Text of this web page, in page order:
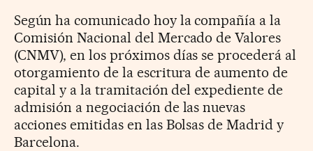
Según ha comunicado hoy la compañía a la
Comisión Nacional del Mercado de Valores
(CNMV), en los próximos días se procederá al
otorgamiento de la escritura de aumento de
capital y a la tramitación del expediente de
admisión a negociación de las nuevas
acciones emitidas en las Bolsas de Madrid y
Barcelona.